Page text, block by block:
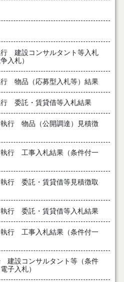
建設コンサルタント等入札
入札）
物品（応募型入札等）結果
委託・賃貸借等入札結果
行 物品（公開調達）見積徴
行 工事入札結果（条件付一
行 委託・賃貸借等見積徴取
行 委託・賃貸借等入札結果
行 工事入札結果（条件付一
建設コンサルタント等（条件
子入札）